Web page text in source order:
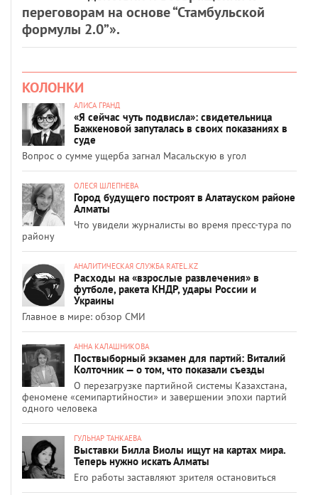
переговорам на основе “Стамбульской
формулы 2.0”».
КОЛОНКИ
АЛИСА ГРАНД
«Я сейчас чуть подвисла»: свидетельница
Бажкеновой запуталась в своих показаниях в
суде
Вопрос о сумме ущерба загнал Масальскую в угол
ОЛЕСЯ ШЛЕПНЕВА
Город будущего построят в Алатауском районе
Алматы
Что увидели журналисты во время пресс-тура по
району
АНАЛИТИЧЕСКАЯ СЛУЖБА RATEL.KZ
Расходы на «взрослые развлечения» в
футболе, ракета КНДР, удары России и
Украины
Главное в мире: обзор СМИ
АННА КАЛАШНИКОВА
Поствыборный экзамен для партий: Виталий
Колточник — о том, что показали съезды
О перезагрузке партийной системы Казахстана,
феномене «семипартийности» и завершении эпохи партий
одного человека
ГУЛЬНАР ТАНКАЕВА
Выставки Билла Виолы ищут на картах мира.
Теперь нужно искать Алматы
Его работы заставляют зрителя остановиться